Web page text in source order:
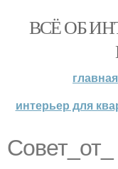
ВСЁ ОБ
главная
интерьер для